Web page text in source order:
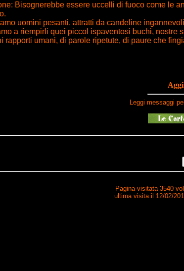
Bisognerebbe essere uccelli di fuoco come le
uomini pesanti, attratti da candeline
a riempirli quei piccol ispaventosi buchi, nostre
rapporti umani, di parole ripetute, di paure che
Leggi messaggi
Pagina visitata 3540
ultima visita il 12/02/